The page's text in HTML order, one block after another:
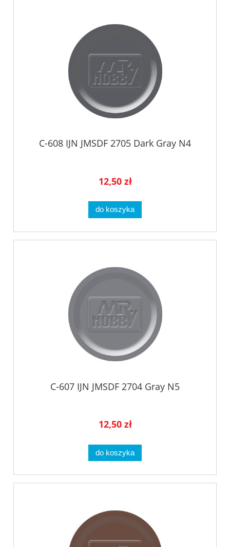
C-608 IJN JMSDF 2705 Dark Gray N4
12,50 zł
do koszyka
C-607 IJN JMSDF 2704 Gray N5
12,50 zł
do koszyka